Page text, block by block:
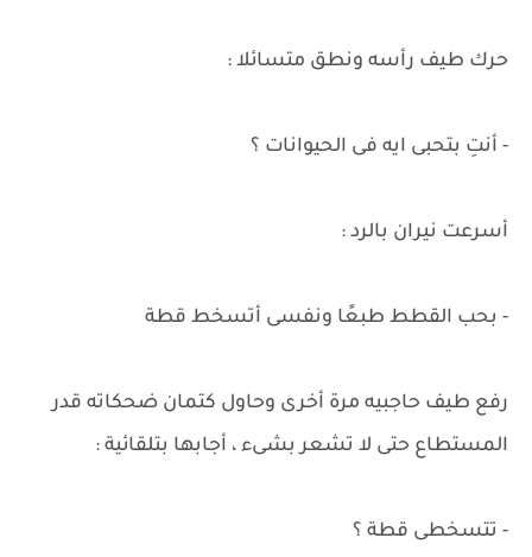
حرك طيف رأسه ونطق متسائلا :
- أنتِ بتحبى ايه فى الحيوانات ؟
أسرعت نيران بالرد :
- بحب القطط طبعًا ونفسى أتسخط قطة
رفع طيف حاجبيه مرة أخرى وحاول كتمان ضحكاته قدر
المستطاع حتى لا تشعر بشىء ، أجابها بتلقائية :
- تتسخطى قطة ؟